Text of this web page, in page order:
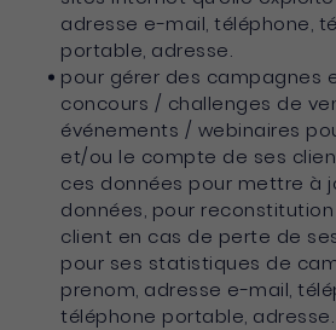
adresse e-mail, téléphone,
portable, adresse.
pour gérer des campagnes
concours / challenges de
événements / webinaires
et/ou le compte de ses
ces données pour mettre à
données, pour
client en cas de perte de
pour ses statistiques de
prenom, adresse e-mail,
téléphone portable, adresse.